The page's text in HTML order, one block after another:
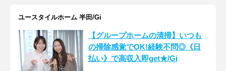
ユースタイルホーム 半田/Gi
【グループホームの清掃】いつも
の掃除感覚でOK!経験不問◎《日
払い》で高収入即get★/Gi